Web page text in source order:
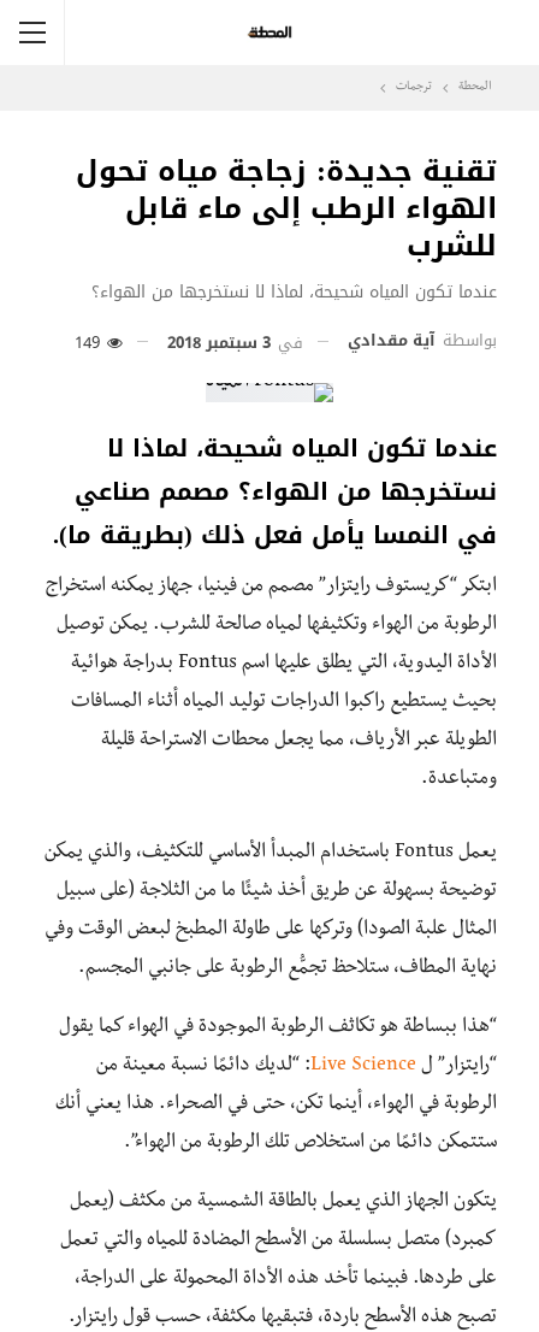
المحطة ترجمات
تقنية جديدة: زجاجة مياه تحول
الهواء الرطب إلى ماء قابل
للشرب
عندما تكون المياه شحيحة، لماذا لا نستخرجها من الهواء؟
بواسطة آية مقدادي في 3 سبتمبر 2018
عندما تكون المياه شحيحة، لماذا لا
نستخرجها من الهواء؟ مصمم صناعي
في النمسا يأمل فعل ذلك (بطريقة ما).
ابتكر “كريستوف رايتزار” مصمم من فينيا، جهاز يمكنه استخراج
الرطوبة من الهواء وتكثيفها لمياه صالحة للشرب. يمكن توصيل
الأداة اليدوية، التي يطلق عليها اسم Fontus بدراجة هوائية
بحيث يستطيع راكبوا الدراجات توليد المياه أثناء المسافات
الطويلة عبر الأرياف، مما يجعل محطات الاستراحة قليلة
ومتباعدة.
يعمل Fontus باستخدام المبدأ الأساسي للتكثيف، والذي يمكن
توضيحة بسهولة عن طريق أخذ شيئًا ما من الثلاجة (على سبيل
المثال علبة الصودا) وتركها على طاولة المطبخ لبعض الوقت وفي
نهاية المطاف، ستلاحظ تجمُّع الرطوبة على جانبي المجسم.
“هذا ببساطة هو تكاثف الرطوبة الموجودة في الهواء كما يقول
“رايتزار” ل Live Science: “لديك دائمًا نسبة معينة من
الرطوبة في الهواء، أينما تكن، حتى في الصحراء. هذا يعني أنك
ستتمكن دائمًا من استخلاص تلك الرطوبة من الهواء”.
يتكون الجهاز الذي يعمل بالطاقة الشمسية من مكثف (يعمل
كمبرد) متصل بسلسلة من الأسطح المضادة للمياه والتي تعمل
على طردها. فبينما تأخد هذه الأداة المحمولة على الدراجة،
تصبح هذه الأسطح باردة، فتبقيها مكثفة، حسب قول رايتزار.